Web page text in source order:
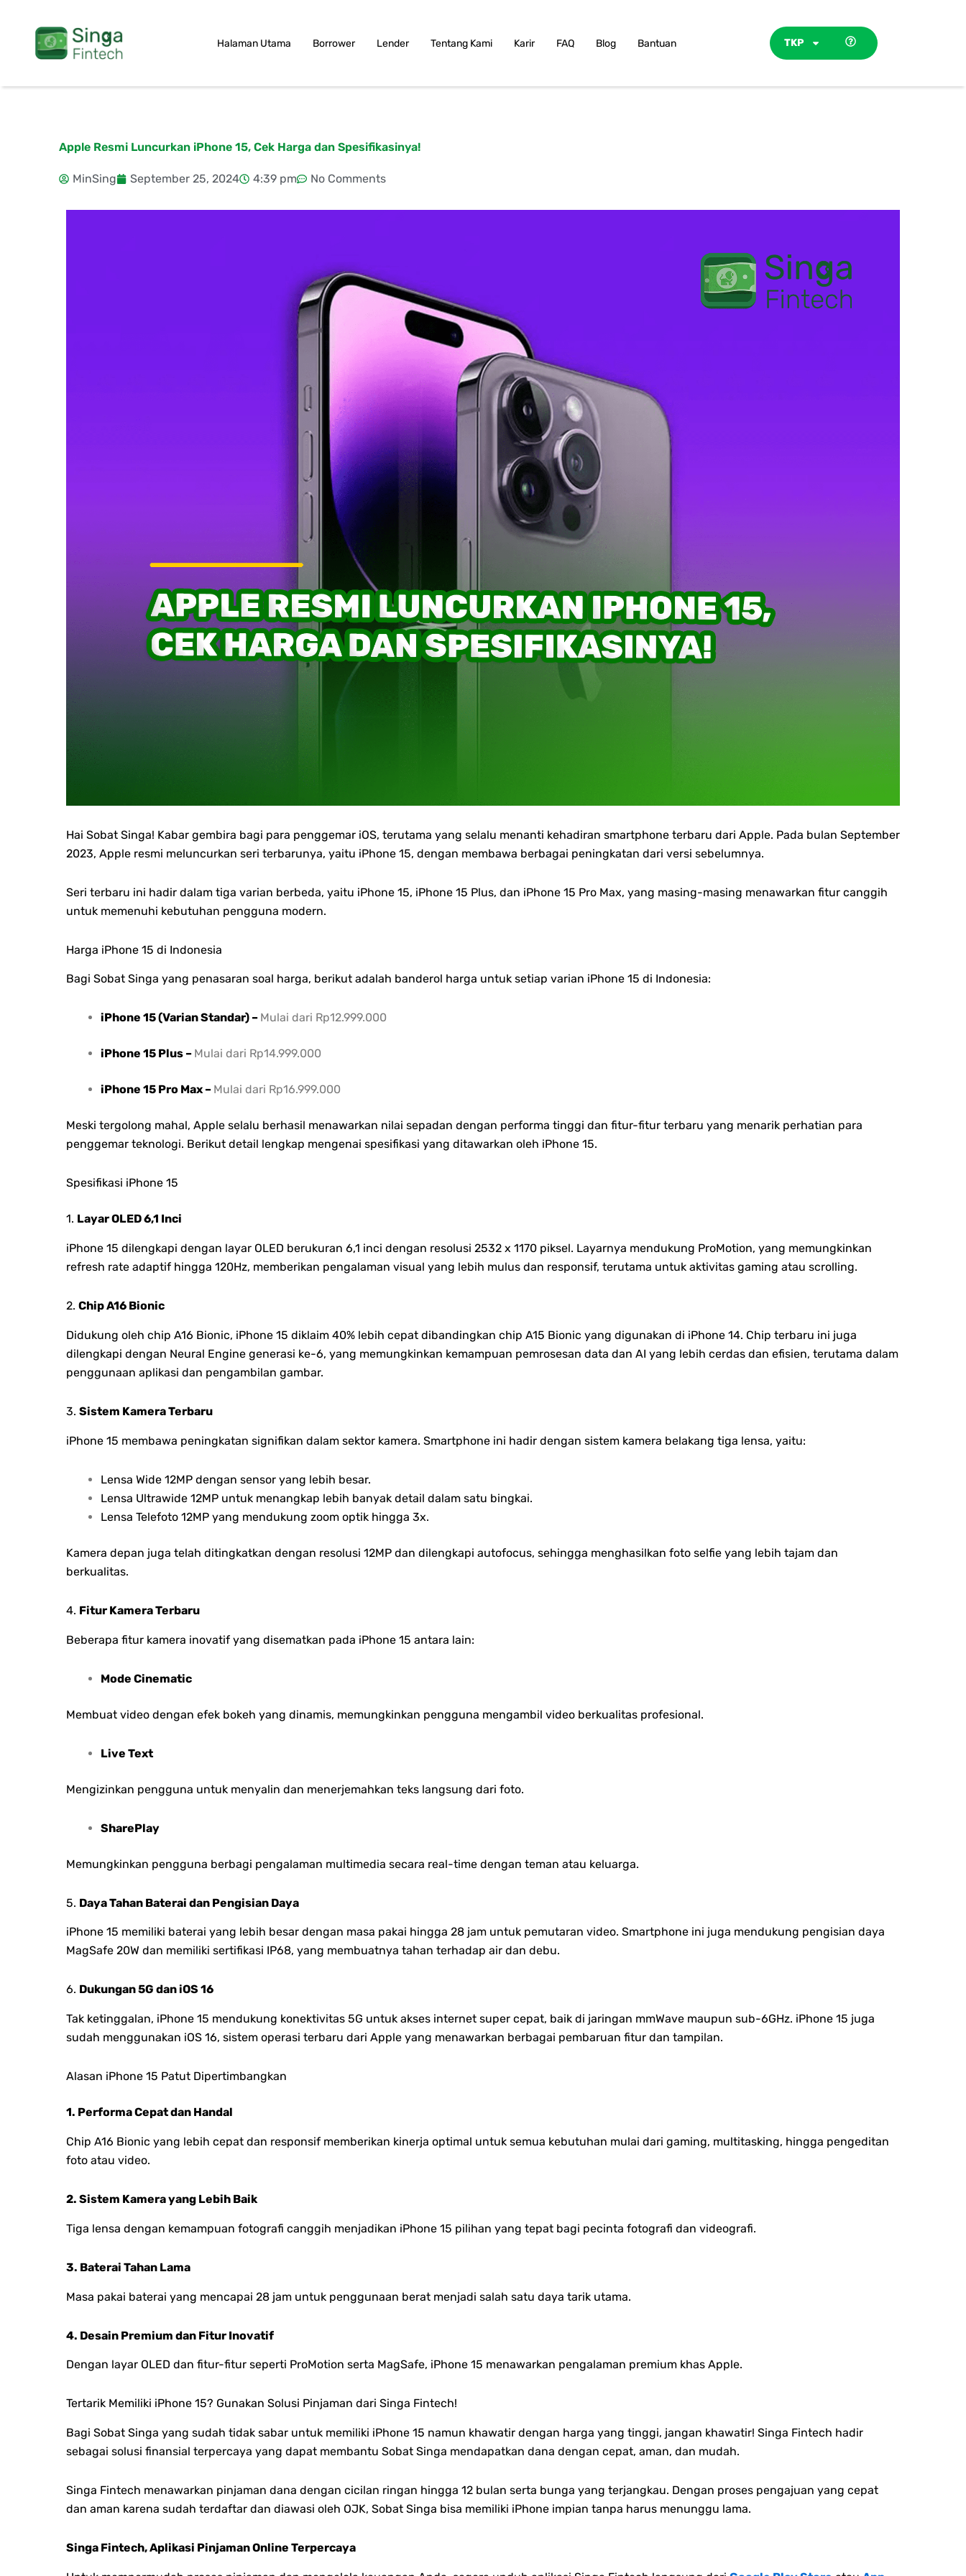
content
Halaman Utama Borrower Lender Tentang Kami Karir FAQ Blog Bantuan TKP
Apple Resmi Luncurkan iPhone 15, Cek Harga dan Spesifikasinya!
MinSing September 25, 2024 4:39 pm No Comments
Hai Sobat Singa! Kabar gembira bagi para penggemar iOS, terutama yang selalu menanti kehadiran smartphone terbaru dari Apple. Pada bulan September
2023, Apple resmi meluncurkan seri terbarunya, yaitu iPhone 15, dengan membawa berbagai peningkatan dari versi sebelumnya.
Seri terbaru ini hadir dalam tiga varian berbeda, yaitu iPhone 15, iPhone 15 Plus, dan iPhone 15 Pro Max, yang masing-masing menawarkan fitur canggih
untuk memenuhi kebutuhan pengguna modern.
Harga iPhone 15 di Indonesia
Bagi Sobat Singa yang penasaran soal harga, berikut adalah banderol harga untuk setiap varian iPhone 15 di Indonesia:
iPhone 15 (Varian Standar) – Mulai dari Rp12.999.000
iPhone 15 Plus – Mulai dari Rp14.999.000
iPhone 15 Pro Max – Mulai dari Rp16.999.000
Meski tergolong mahal, Apple selalu berhasil menawarkan nilai sepadan dengan performa tinggi dan fitur-fitur terbaru yang menarik perhatian para
penggemar teknologi. Berikut detail lengkap mengenai spesifikasi yang ditawarkan oleh iPhone 15.
Spesifikasi iPhone 15
1. Layar OLED 6,1 Inci
iPhone 15 dilengkapi dengan layar OLED berukuran 6,1 inci dengan resolusi 2532 x 1170 piksel. Layarnya mendukung ProMotion, yang memungkinkan
refresh rate adaptif hingga 120Hz, memberikan pengalaman visual yang lebih mulus dan responsif, terutama untuk aktivitas gaming atau scrolling.
2. Chip A16 Bionic
Didukung oleh chip A16 Bionic, iPhone 15 diklaim 40% lebih cepat dibandingkan chip A15 Bionic yang digunakan di iPhone 14. Chip terbaru ini juga
dilengkapi dengan Neural Engine generasi ke-6, yang memungkinkan kemampuan pemrosesan data dan AI yang lebih cerdas dan efisien, terutama dalam
penggunaan aplikasi dan pengambilan gambar.
3. Sistem Kamera Terbaru
iPhone 15 membawa peningkatan signifikan dalam sektor kamera. Smartphone ini hadir dengan sistem kamera belakang tiga lensa, yaitu:
Lensa Wide 12MP dengan sensor yang lebih besar.
Lensa Ultrawide 12MP untuk menangkap lebih banyak detail dalam satu bingkai.
Lensa Telefoto 12MP yang mendukung zoom optik hingga 3x.
Kamera depan juga telah ditingkatkan dengan resolusi 12MP dan dilengkapi autofocus, sehingga menghasilkan foto selfie yang lebih tajam dan
berkualitas.
4. Fitur Kamera Terbaru
Beberapa fitur kamera inovatif yang disematkan pada iPhone 15 antara lain:
Mode Cinematic
Membuat video dengan efek bokeh yang dinamis, memungkinkan pengguna mengambil video berkualitas profesional.
Live Text
Mengizinkan pengguna untuk menyalin dan menerjemahkan teks langsung dari foto.
SharePlay
Memungkinkan pengguna berbagi pengalaman multimedia secara real-time dengan teman atau keluarga.
5. Daya Tahan Baterai dan Pengisian Daya
iPhone 15 memiliki baterai yang lebih besar dengan masa pakai hingga 28 jam untuk pemutaran video. Smartphone ini juga mendukung pengisian daya
MagSafe 20W dan memiliki sertifikasi IP68, yang membuatnya tahan terhadap air dan debu.
6. Dukungan 5G dan iOS 16
Tak ketinggalan, iPhone 15 mendukung konektivitas 5G untuk akses internet super cepat, baik di jaringan mmWave maupun sub-6GHz. iPhone 15 juga
sudah menggunakan iOS 16, sistem operasi terbaru dari Apple yang menawarkan berbagai pembaruan fitur dan tampilan.
Alasan iPhone 15 Patut Dipertimbangkan
1. Performa Cepat dan Handal
Chip A16 Bionic yang lebih cepat dan responsif memberikan kinerja optimal untuk semua kebutuhan mulai dari gaming, multitasking, hingga pengeditan
foto atau video.
2. Sistem Kamera yang Lebih Baik
Tiga lensa dengan kemampuan fotografi canggih menjadikan iPhone 15 pilihan yang tepat bagi pecinta fotografi dan videografi.
3. Baterai Tahan Lama
Masa pakai baterai yang mencapai 28 jam untuk penggunaan berat menjadi salah satu daya tarik utama.
4. Desain Premium dan Fitur Inovatif
Dengan layar OLED dan fitur-fitur seperti ProMotion serta MagSafe, iPhone 15 menawarkan pengalaman premium khas Apple.
Tertarik Memiliki iPhone 15? Gunakan Solusi Pinjaman dari Singa Fintech!
Bagi Sobat Singa yang sudah tidak sabar untuk memiliki iPhone 15 namun khawatir dengan harga yang tinggi, jangan khawatir! Singa Fintech hadir
sebagai solusi finansial terpercaya yang dapat membantu Sobat Singa mendapatkan dana dengan cepat, aman, dan mudah.
Singa Fintech menawarkan pinjaman dana dengan cicilan ringan hingga 12 bulan serta bunga yang terjangkau. Dengan proses pengajuan yang cepat
dan aman karena sudah terdaftar dan diawasi oleh OJK, Sobat Singa bisa memiliki iPhone impian tanpa harus menunggu lama.
Singa Fintech, Aplikasi Pinjaman Online Terpercaya